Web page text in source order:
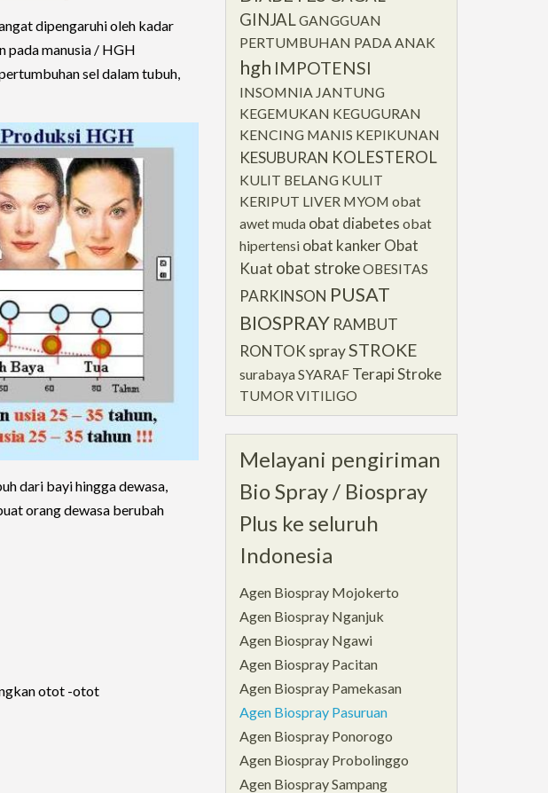
dipengaruhi oleh kadar
pada manusia / HGH
sel dalam tubuh,
dari bayi hingga dewasa,
orang dewasa berubah
otot -otot
GINJALGANGGUAN
PERTUMBUHAN PADA ANAK
hgh IMPOTENSI
INSOMNIA JANTUNG
KEGEMUKAN KEGUGURAN
KENCING MANIS KEPIKUNAN
KESUBURAN KOLESTEROL
KULIT BELANG KULIT
KERIPUT LIVER MYOM obat
awet muda obat diabetes obat
hipertensi obat kanker Obat
Kuat obat strokeOBESITAS
PARKINSON PUSAT
BIOSPRAY RAMBUT
RONTOK spraySTROKE
surabaya SYARAF Terapi Stroke
TUMOR VITILIGO
Melayani pengiriman
Bio Spray / Biospray
Plus ke seluruh
Indonesia
Agen Biospray Mojokerto
Agen Biospray Nganjuk
Agen Biospray Ngawi
Agen Biospray Pacitan
Agen Biospray Pamekasan
Agen Biospray Pasuruan
Agen Biospray Ponorogo
Agen Biospray Probolinggo
Agen Biospray Sampang